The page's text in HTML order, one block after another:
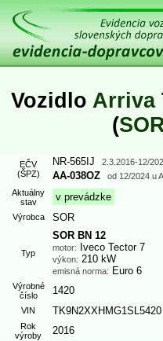
Vozidlo Arriva
(
EČV
(ŠPZ)
NR-565IJ 2.3.2016-12/
AA-038OZ od 12/2024 u
Aktuálny
stav
v prevádzke
Výrobca SOR
Typ
SOR BN 12
motor: Iveco Tector 7
výkon: 210 kW
emisná norma: Euro 6
Výrobné
číslo
1420
VIN TK9N2XXHMG1SL5420
Rok
výroby
2016